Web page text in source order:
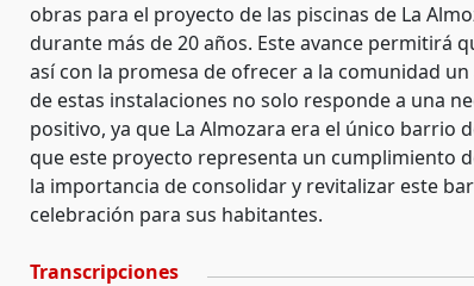
obras para el proyecto de las piscinas de La
durante más de 20 años. Este avance permitirá
así con la promesa de ofrecer a la comunidad
de estas instalaciones no solo responde a una
positivo, ya que La Almozara era el único barrio
que este proyecto representa un cumplimiento
la importancia de consolidar y revitalizar este
celebración para sus habitantes.
Transcripciones